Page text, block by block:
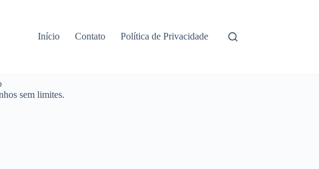
Início Contato Política de Privacidade
sem limites.